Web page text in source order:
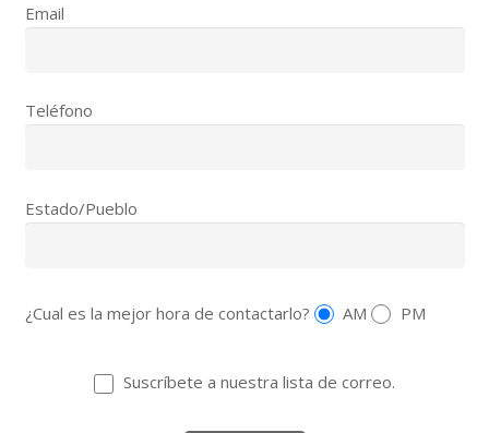
Email
Teléfono
Estado/Pueblo
¿Cual es la mejor hora de contactarlo? AM PM
Suscríbete a nuestra lista de correo.